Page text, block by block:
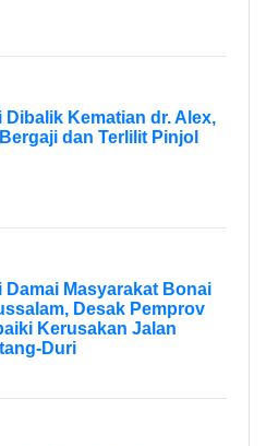
Dibalik Kematian dr. Alex,
dan Terlilit Pinjol
Damai Masyarakat Bonai
Desak Pemprov
Kerusakan Jalan
Duri